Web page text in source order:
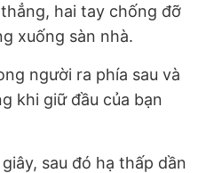
hai tay chống đỡ
xuống sàn nhà.
người ra phía sau và
khi giữ đầu của bạn
sau đó hạ thấp dần